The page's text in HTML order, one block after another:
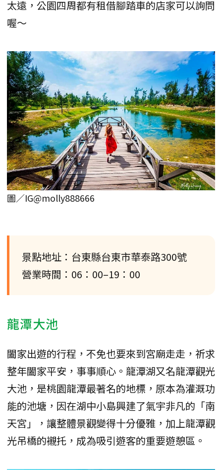
太遠，公園四周都有租借腳踏車的店家可以詢問
喔～
圖／IG@molly888666
景點地址：台東縣台東市華泰路300號
營業時間：06：00–19：00
龍潭大池
闔家出遊的行程，不免也要來到宮廟走走，祈求
整年闔家平安，事事順心。龍潭湖又名龍潭觀光
大池，是桃園龍潭最著名的地標，原本為灌溉功
能的池塘，因在湖中小島興建了氣宇非凡的「南
天宮」，讓整體景觀變得十分優雅，加上龍潭觀
光吊橋的襯托，成為吸引遊客的重要遊憩區。